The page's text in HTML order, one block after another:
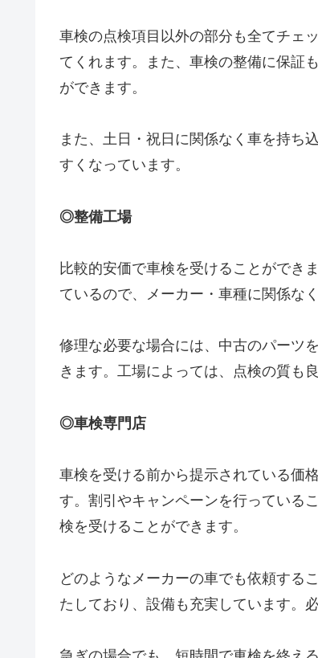
車検の点検項目以外の部分も全てチェ
てくれます。また、車検の整備に保証
ができます。
また、土日・祝日に関係なく車を持ち
すくなっています。
◎整備工場
比較的安価で車検を受けることができ
ているので、メーカー・車種に関係な
修理な必要な場合には、中古のパーツ
きます。工場によっては、点検の質も
◎車検専門店
車検を受ける前から提示されている価
す。割引やキャンペーンを行っている
検を受けることができます。
どのようなメーカーの車でも依頼する
たしており、設備も充実しています。